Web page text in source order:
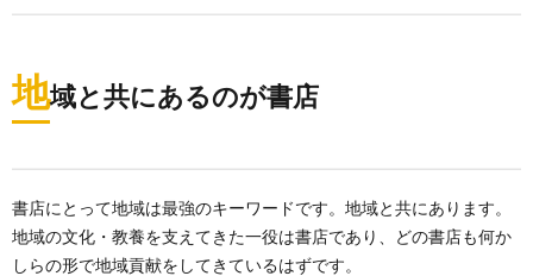
地域と共にあるのが書店
書店にとって地域は最強のキーワードです。地域と共にあります。
地域の文化・教養を支えてきた一役は書店であり、どの書店も何か
しらの形で地域貢献をしてきているはずです。